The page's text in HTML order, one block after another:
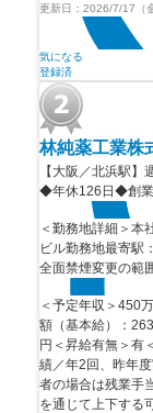
更新日： 2026/7/17（
気になる
登録済
林純薬工業株
【大阪／北浜駅
◆年休126日◆創業
＜勤務地詳細＞本
ビル勤務地最寄駅
全面禁煙変更の範
＜予定年収＞450
額（基本給）：
円＜昇給有無＞有
績／年2回、昨年
者の場合は残業手
を通じて上下する